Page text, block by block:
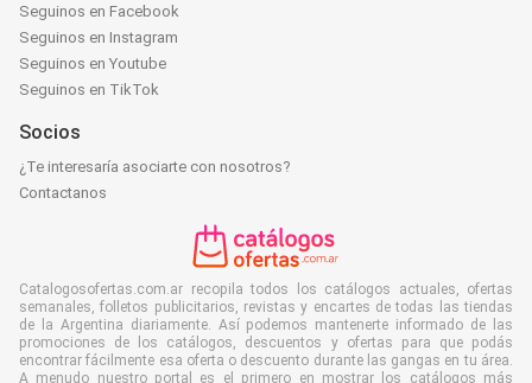
Seguinos en Facebook
Seguinos en Instagram
Seguinos en Youtube
Seguinos en TikTok
Socios
¿Te interesaría asociarte con nosotros?
Contactanos
Catalogosofertas.com.ar recopila todos los catálogos actuales, ofertas
semanales, folletos publicitarios, revistas y encartes de todas las tiendas
de la Argentina diariamente. Así podemos mantenerte informado de las
promociones de los catálogos, descuentos y ofertas para que podás
encontrar fácilmente esa oferta o descuento durante las gangas en tu área.
A menudo nuestro portal es el primero en mostrar los catálogos más